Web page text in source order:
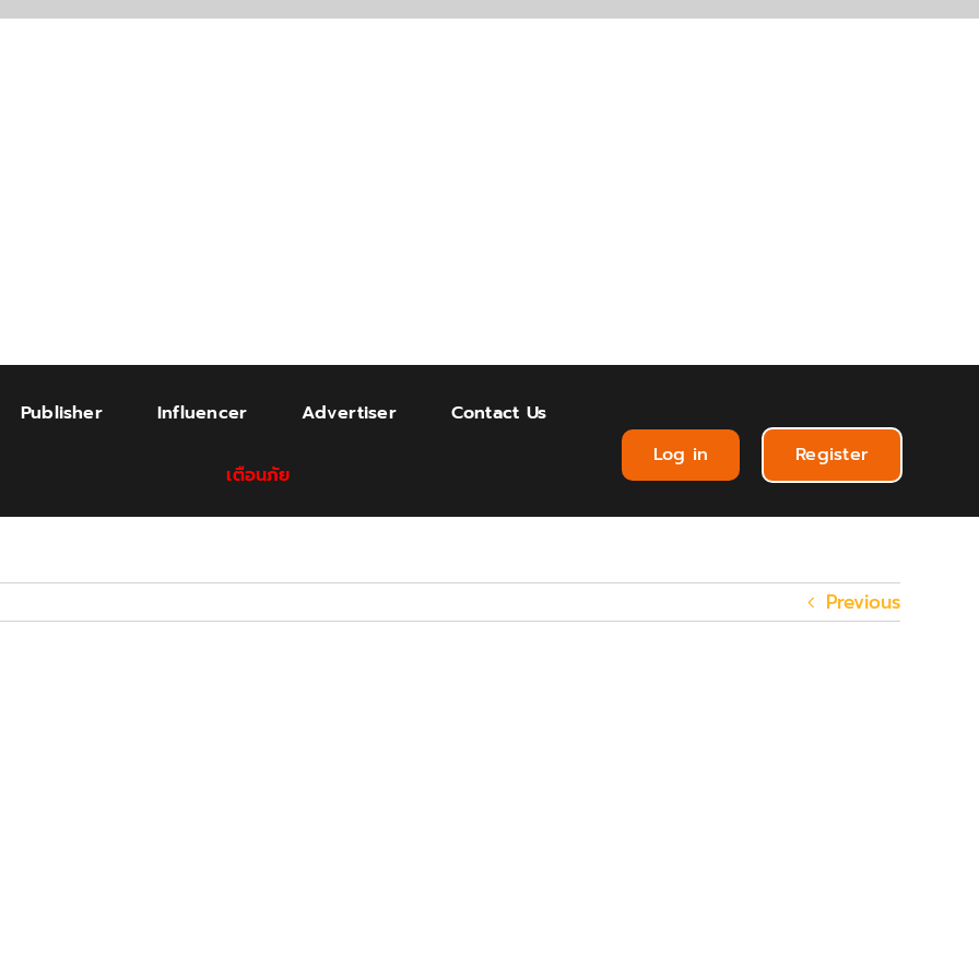
Publisher Influencer Advertiser Contact Us
เตือนภัย
Log in Register
Previous